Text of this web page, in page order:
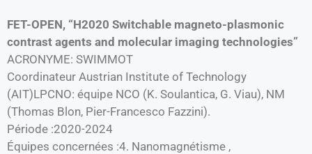
FET-OPEN, “H2020 Switchable magneto-plasmonic
contrast agents and molecular imaging technologies”
ACRONYME: SWIMMOT
Coordinateur Austrian Institute of Technology
(AIT)LPCNO: équipe NCO (K. Soulantica, G. Viau), NM
(Thomas Blon, Pier-Francesco Fazzini).
Période :2020-2024
Équipes concernées :4. Nanomagnétisme ,